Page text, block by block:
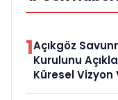
1Açıkgöz
Kurulunu
Küresel Vizyon